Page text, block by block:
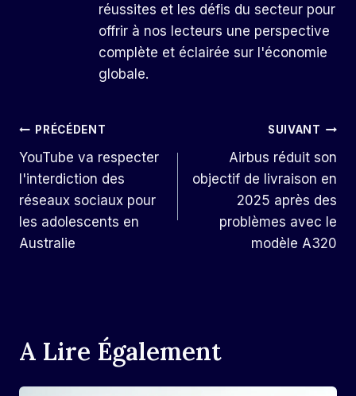
réussites et les défis du secteur pour
offrir à nos lecteurs une perspective
complète et éclairée sur l'économie
globale.
Navigation
De
L’article
PRÉCÉDENT
YouTube va respecter
l'interdiction des
réseaux sociaux pour
les adolescents en
Australie
SUIVANT
Airbus réduit son
objectif de livraison en
2025 après des
problèmes avec le
modèle A320
A Lire Également